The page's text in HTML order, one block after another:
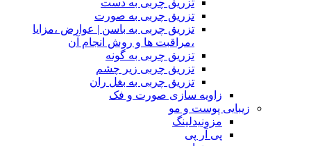
تزریق چربی به صورت
تزریق چربی به باسن | عوارض ،مزایا
،مراقبت ها و روش انجام آن
تزریق چربی به گونه
تزریق چربی زیر چشم
تزریق چربی به بغل ران
زاویه سازی صورت و فک
زیبایی پوست و مو
مزونیدلینگ
پی آر پی